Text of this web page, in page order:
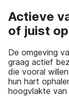
Actieve
of juist
De omgeving
graag actief
die vooral
hun hart
hoogvlakte van